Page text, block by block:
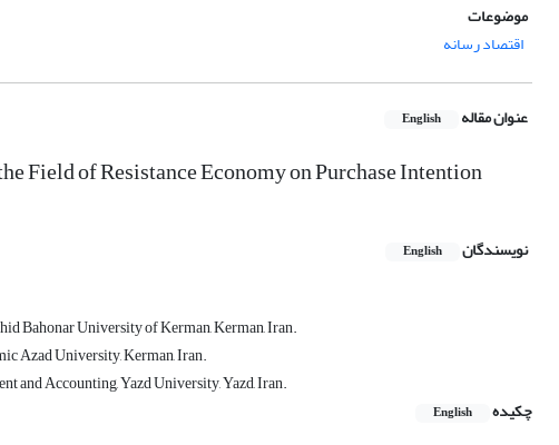
موضوعات
اقتصاد رسانه
عنوان مقاله English
Field of Resistance Economy on Purchase Intention
نویسندگان English
Bahonar University of Kerman, Kerman, Iran.
Azad University, Kerman, Iran.
and Accounting, Yazd University, Yazd, Iran.
چکیده
English